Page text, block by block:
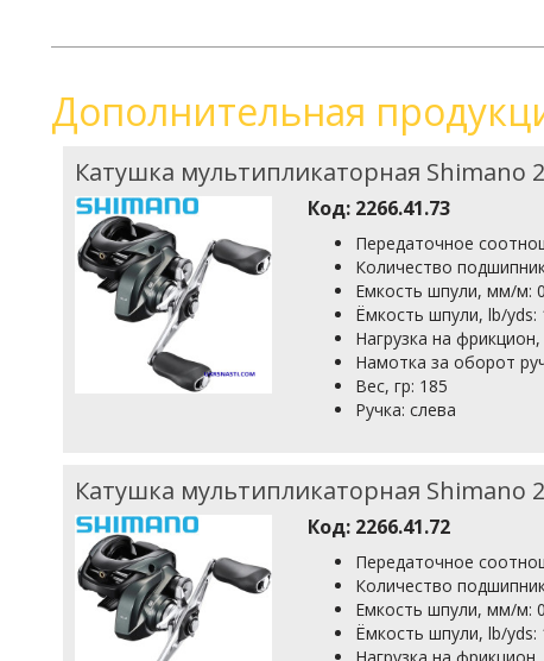
Дополнительная
Катушка мультипликаторная Shimano
Код: 2266.41.73
Передаточное
Количество
Емкость шпули, мм/м:
Ёмкость шпули, lb/
Нагрузка на фрикцион,
Намотка за оборот
Вес, гр: 185
Ручка: слева
Катушка мультипликаторная Shimano
Код: 2266.41.72
Передаточное
Количество
Емкость шпули, мм/м:
Ёмкость шпули, lb/